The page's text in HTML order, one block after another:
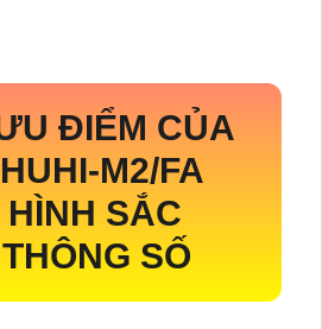
ĐIỂM CỦA
M2/FA
SẮC
SỐ